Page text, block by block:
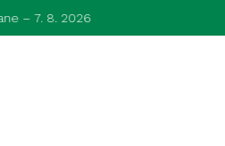
– 7. 8. 2026